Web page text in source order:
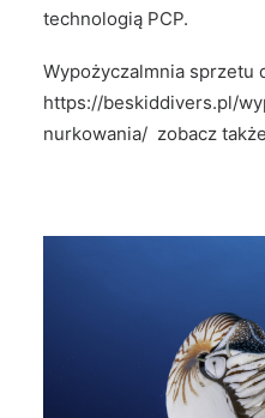
technologią PCP.
Wypożyczalmnia sprzetu
https://beskiddivers.pl/
nurkowania/ zobacz także